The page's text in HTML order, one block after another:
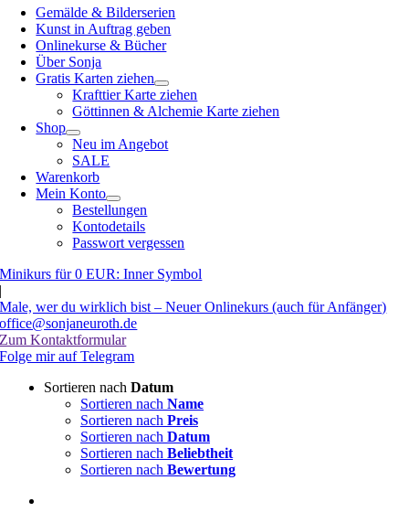
Gemälde & Bilderserien
Kunst in Auftrag geben
Onlinekurse & Bücher
Über Sonja
Gratis Karten ziehen
Krafttier Karte ziehen
Göttinnen & Alchemie Karte ziehen
Shop
Neu im Angebot
SALE
Warenkorb
Mein Konto
Bestellungen
Kontodetails
Passwort vergessen
Minikurs für 0 EUR: Inner Symbol
|
Male, wer du wirklich bist – Neuer Onlinekurs (auch für Anfänger)
office@sonjaneuroth.de
Zum Kontaktformular
Folge mir auf Telegram
Sortieren nach Datum
Sortieren nach Name
Sortieren nach Preis
Sortieren nach Datum
Sortieren nach Beliebtheit
Sortieren nach Bewertung